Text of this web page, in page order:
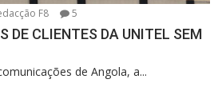
F8 5
DE CLIENTES DA UNITEL SEM
de Angola, a...